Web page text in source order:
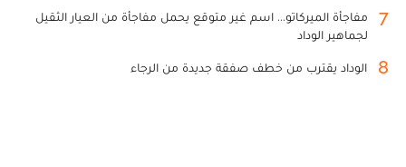
7
مفاجأة الميركاتو... اسم غير متوقع يحمل مفاجأة من العيار الثقيل
لجماهير الوداد
8 الوداد يقترب من خطف صفقة جديدة من الرجاء